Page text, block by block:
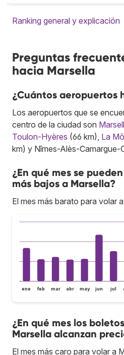
Ranking general y explicación
Preguntas
hacia Marsella
¿Cuántos aeropuertos
Los aeropuertos que se
centro de la ciudad son
Toulon-Hyères (66 km), La
km) y Nîmes-Alès-Camargue-
¿En qué mes se
más bajos a Marsella?
El mes más barato para volar
ene feb mar abr may jun jul
¿En qué mes los
Marsella alcanzan
El mes más caro para volar a